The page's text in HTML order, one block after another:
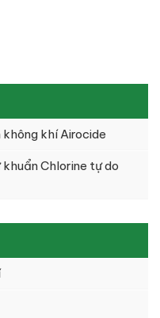
khí Airocide
Chlorine tự do